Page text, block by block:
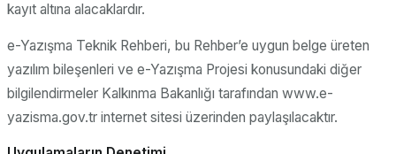
kayıt altına alacaklardır.
e-Yazışma Teknik Rehberi, bu Rehber’e uygun belge üreten
yazılım bileşenleri ve e-Yazışma Projesi konusundaki diğer
bilgilendirmeler Kalkınma Bakanlığı tarafından www.e-
yazisma.gov.tr internet sitesi üzerinden paylaşılacaktır.